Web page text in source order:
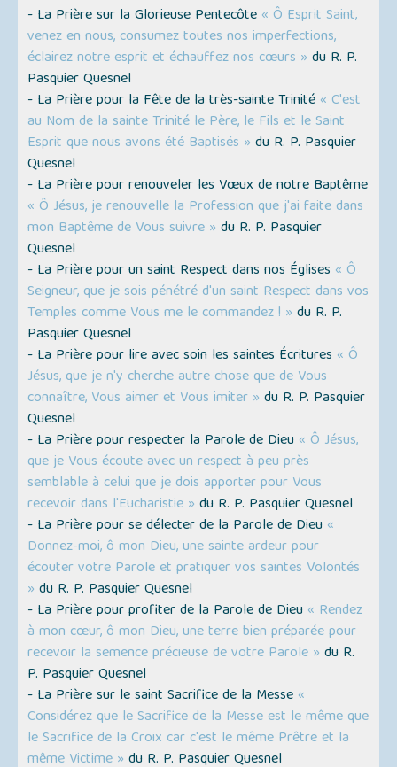
- La Prière sur la Glorieuse Pentecôte « Ô Esprit Saint,
venez en nous, consumez toutes nos imperfections,
éclairez notre esprit et échauffez nos cœurs » du R. P.
Pasquier Quesnel
- La Prière pour la Fête de la très-sainte Trinité « C'est
au Nom de la sainte Trinité le Père, le Fils et le Saint
Esprit que nous avons été Baptisés » du R. P. Pasquier
Quesnel
- La Prière pour renouveler les Vœux de notre Baptême
« Ô Jésus, je renouvelle la Profession que j'ai faite dans
mon Baptême de Vous suivre » du R. P. Pasquier
Quesnel
- La Prière pour un saint Respect dans nos Églises « Ô
Seigneur, que je sois pénétré d'un saint Respect dans vos
Temples comme Vous me le commandez ! » du R. P.
Pasquier Quesnel
- La Prière pour lire avec soin les saintes Écritures « Ô
Jésus, que je n'y cherche autre chose que de Vous
connaître, Vous aimer et Vous imiter » du R. P. Pasquier
Quesnel
- La Prière pour respecter la Parole de Dieu « Ô Jésus,
que je Vous écoute avec un respect à peu près
semblable à celui que je dois apporter pour Vous
recevoir dans l'Eucharistie » du R. P. Pasquier Quesnel
- La Prière pour se délecter de la Parole de Dieu «
Donnez-moi, ô mon Dieu, une sainte ardeur pour
écouter votre Parole et pratiquer vos saintes Volontés
» du R. P. Pasquier Quesnel
- La Prière pour profiter de la Parole de Dieu « Rendez
à mon cœur, ô mon Dieu, une terre bien préparée pour
recevoir la semence précieuse de votre Parole » du R.
P. Pasquier Quesnel
- La Prière sur le saint Sacrifice de la Messe «
Considérez que le Sacrifice de la Messe est le même que
le Sacrifice de la Croix car c'est le même Prêtre et la
même Victime » du R. P. Pasquier Quesnel